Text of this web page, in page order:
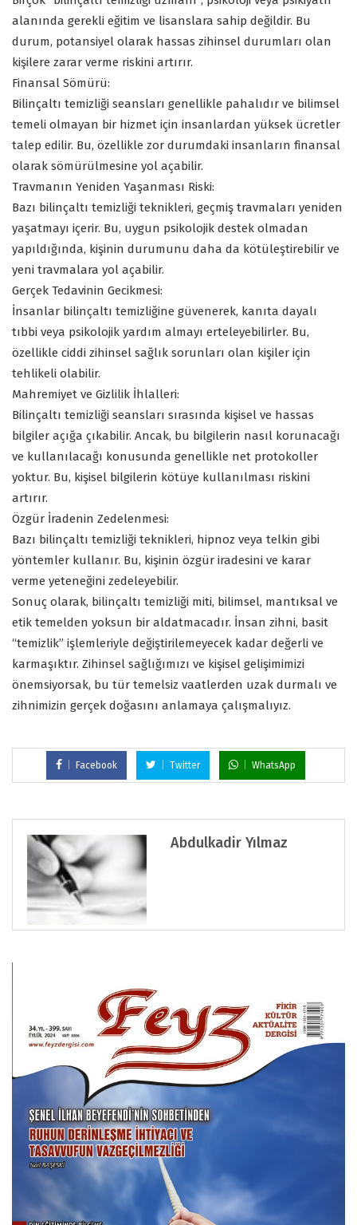
alanında gerekli eğitim ve lisanslara sahip değildir. Bu
durum, potansiyel olarak hassas zihinsel durumları olan
kişilere zarar verme riskini artırır.
Finansal Sömürü:
Bilinçaltı temizliği seansları genellikle pahalıdır ve bilimsel
temeli olmayan bir hizmet için insanlardan yüksek ücretler
talep edilir. Bu, özellikle zor durumdaki insanların finansal
olarak sömürülmesine yol açabilir.
Travmanın Yeniden Yaşanması Riski:
Bazı bilinçaltı temizliği teknikleri, geçmiş travmaları yeniden
yaşatmayı içerir. Bu, uygun psikolojik destek olmadan
yapıldığında, kişinin durumunu daha da kötüleştirebilir ve
yeni travmalara yol açabilir.
Gerçek Tedavinin Gecikmesi:
İnsanlar bilinçaltı temizliğine güvenerek, kanıta dayalı
tıbbi veya psikolojik yardım almayı erteleyebilirler. Bu,
özellikle ciddi zihinsel sağlık sorunları olan kişiler için
tehlikeli olabilir.
Mahremiyet ve Gizlilik İhlalleri:
Bilinçaltı temizliği seansları sırasında kişisel ve hassas
bilgiler açığa çıkabilir. Ancak, bu bilgilerin nasıl korunacağı
ve kullanılacağı konusunda genellikle net protokoller
yoktur. Bu, kişisel bilgilerin kötüye kullanılması riskini
artırır.
Özgür İradenin Zedelenmesi:
Bazı bilinçaltı temizliği teknikleri, hipnoz veya telkin gibi
yöntemler kullanır. Bu, kişinin özgür iradesini ve karar
verme yeteneğini zedeleyebilir.
Sonuç olarak, bilinçaltı temizliği miti, bilimsel, mantıksal ve
etik temelden yoksun bir aldatmacadır. İnsan zihni, basit
“temizlik” işlemleriyle değiştirilemeyecek kadar değerli ve
karmaşıktır. Zihinsel sağlığımızı ve kişisel gelişimimizi
önemsiyorsak, bu tür temelsiz vaatlerden uzak durmalı ve
zihnimizin gerçek doğasını anlamaya çalışmalıyız.
Facebook Twitter WhatsApp
Abdulkadir Yılmaz